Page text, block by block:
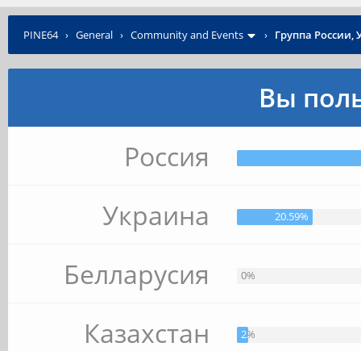
PINE64› General › Community and Events › Группа России,
Вы
Россия
Украина
20.59%
Белларусия 0%
Казахстан 2.94%